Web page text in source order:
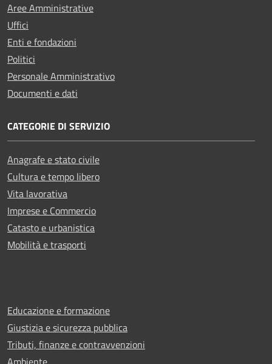
Aree Amministrative
Uffici
Enti e fondazioni
Politici
Personale Amministrativo
Documenti e dati
CATEGORIE DI SERVIZIO
Anagrafe e stato civile
Cultura e tempo libero
Vita lavorativa
Imprese e Commercio
Catasto e urbanistica
Mobilità e trasporti
Educazione e formazione
Giustizia e sicurezza pubblica
Tributi, finanze e contravvenzioni